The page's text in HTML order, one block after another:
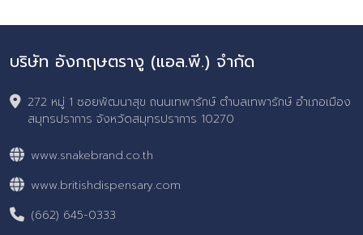
บริษัท อังกฤษตรางู (แอล.พี.) จำกัด
272 หมู่ 1 ซอยพัฒนาสุข ถนนเทพารักษ์ ตำบลเทพารักษ์ อำเภอเมือง
สมุทรปราการ จังหวัดสมุทรปราการ 10270
www.snakebrand.co.th
www.britishdispensary.com
(662) 645-0333